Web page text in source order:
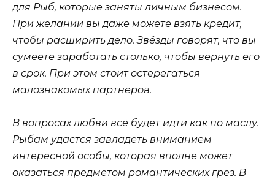
для Рыб, которые заняты личным бизнесом.
При желании вы даже можете взять кредит,
чтобы расширить дело. Звёзды говорят, что вы
сумеете заработать столько, чтобы вернуть его
в срок. При этом стоит остерегаться
малознакомых партнёров.
В вопросах любви всё будет идти как по маслу.
Рыбам удастся завладеть вниманием
интересной особы, которая вполне может
оказаться предметом романтических грёз. В